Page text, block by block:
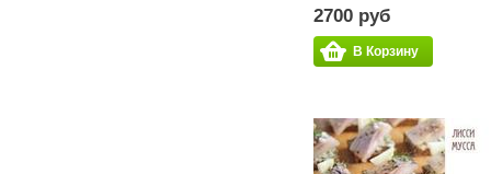
2700 руб
В Корзину